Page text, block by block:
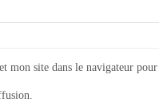
mon site dans le navigateur